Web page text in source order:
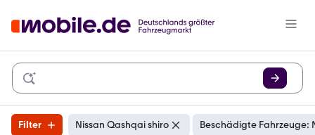
Filter Nissan Qashqai shiro Beschädigte Fahrzeuge: